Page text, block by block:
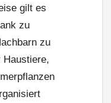
gilt es
zu
zu
Haustiere,